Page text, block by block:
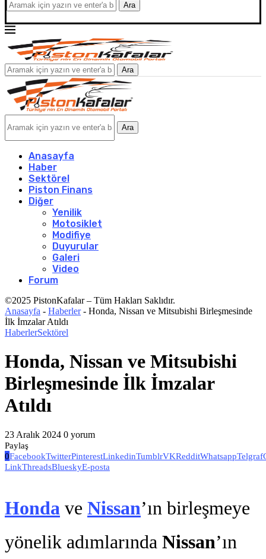
Ara
Ara
Ara
Anasayfa
Haber
Sektörel
Piston Finans
Diğer
Yenilik
Motosiklet
Modifiye
Duyurular
Galeri
Video
Forum
©2025 PistonKafalar – Tüm Hakları Saklıdır.
Anasayfa - Haberler- Honda, Nissan ve Mitsubishi Birleşmesinde
İlk İmzalar Atıldı
HaberlerSektörel
Honda, Nissan ve Mitsubishi
Birleşmesinde İlk İmzalar
Atıldı
23 Aralık 2024 0 yorum
Paylaş
0FacebookTwitterPinterestLinkedinTumblrVKRedditWhatsappTelgraf
LinkThreadsBlueskyE-posta
Honda ve Nissan’ın birleşmeye
yönelik adımlarında Nissan’ın